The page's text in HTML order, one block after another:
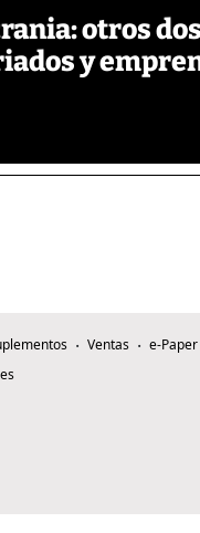
otros
y
Ventas
e-Paper